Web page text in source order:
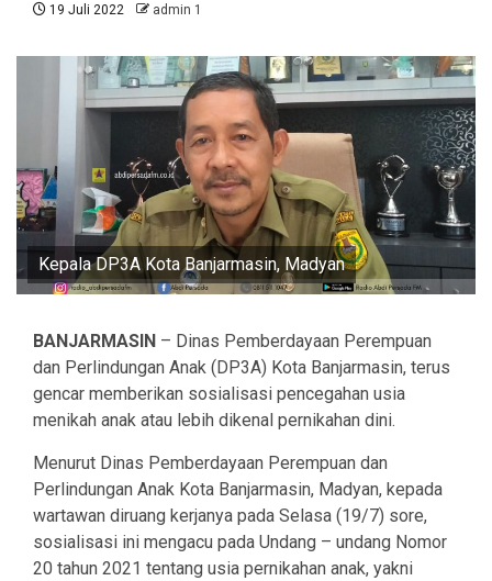
19 Juli 2022 admin 1
Kepala DP3A Kota Banjarmasin, Madyan
BANJARMASIN – Dinas Pemberdayaan Perempuan
dan Perlindungan Anak (DP3A) Kota Banjarmasin, terus
gencar memberikan sosialisasi pencegahan usia
menikah anak atau lebih dikenal pernikahan dini.
Menurut Dinas Pemberdayaan Perempuan dan
Perlindungan Anak Kota Banjarmasin, Madyan, kepada
wartawan diruang kerjanya pada Selasa (19/7) sore,
sosialisasi ini mengacu pada Undang – undang Nomor
20 tahun 2021 tentang usia pernikahan anak, yakni